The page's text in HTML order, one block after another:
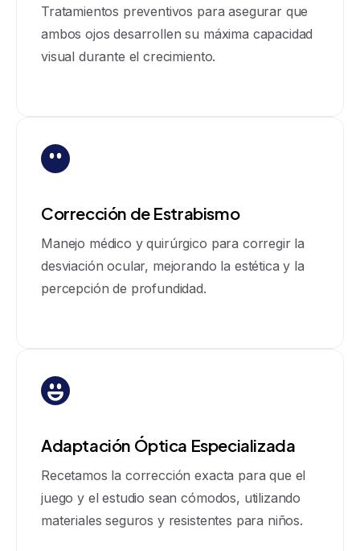
Tratamientos preventivos para asegurar que
ambos ojos desarrollen su máxima capacidad
visual durante el crecimiento.
Corrección de Estrabismo
Manejo médico y quirúrgico para corregir la
desviación ocular, mejorando la estética y la
percepción de profundidad.
Adaptación Óptica Especializada
Recetamos la corrección exacta para que el
juego y el estudio sean cómodos, utilizando
materiales seguros y resistentes para niños.